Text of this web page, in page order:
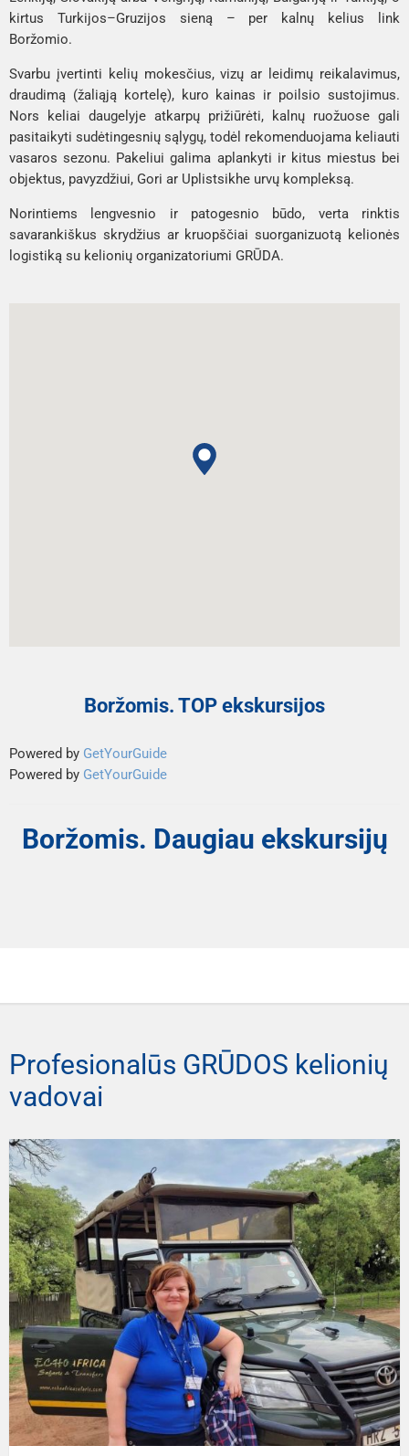
kirtus Turkijos–Gruzijos sieną – per kalnų kelius link
Boržomio.
Svarbu įvertinti kelių mokesčius, vizų ar leidimų reikalavimus,
draudimą (žaliąją kortelę), kuro kainas ir poilsio sustojimus.
Nors keliai daugelyje atkarpų prižiūrėti, kalnų ruožuose gali
pasitaikyti sudėtingesnių sąlygų, todėl rekomenduojama keliauti
vasaros sezonu. Pakeliui galima aplankyti ir kitus miestus bei
objektus, pavyzdžiui, Gori ar Uplistsikhe urvų kompleksą.
Norintiems lengvesnio ir patogesnio būdo, verta rinktis
savarankiškus skrydžius ar kruopščiai suorganizuotą kelionės
logistiką su kelionių organizatoriumi GRŪDA.
Boržomis. TOP ekskursijos
Powered by GetYourGuide
Powered by GetYourGuide
Boržomis. Daugiau ekskursijų
Profesionalūs GRŪDOS kelionių
vadovai